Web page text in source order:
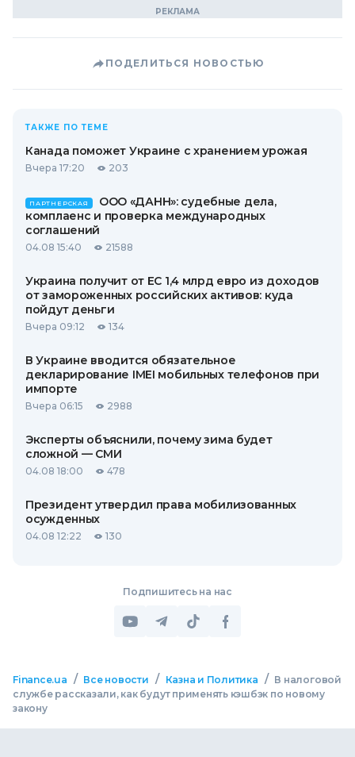
ПОДЕЛИТЬСЯ НОВОСТЬЮ
ТАКЖЕ ПО ТЕМЕ
Канада поможет Украине с хранением урожая
Вчера 17:20 203
ПАРТНЕРСКАЯ
ООО «ДАНН»: судебные дела,
комплаенс и проверка международных
соглашений
04.08 15:40 21588
Украина получит от ЕС 1,4 млрд евро из доходов
от замороженных российских активов: куда
пойдут деньги
Вчера 09:12 134
В Украине вводится обязательное
декларирование IMEI мобильных телефонов при
импорте
Вчера 06:15 2988
Эксперты объяснили, почему зима будет
сложной — СМИ
04.08 18:00 478
Президент утвердил права мобилизованных
осужденных
04.08 12:22 130
Подпишитесь на нас
Finance.ua / Все новости / Казна и Политика / В налоговой
службе рассказали, как будут применять кэшбэк по новому
закону